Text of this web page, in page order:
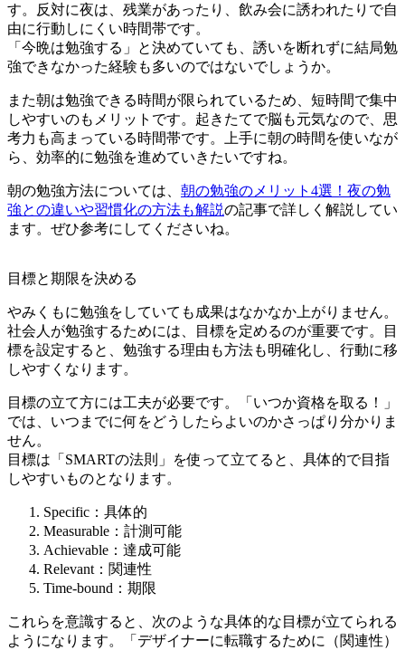
す。反対に夜は、残業があったり、飲み会に誘われたりで自
由に行動しにくい時間帯です。
「今晩は勉強する」と決めていても、誘いを断れずに結局勉
強できなかった経験も多いのではないでしょうか。
また朝は勉強できる時間が限られているため、短時間で集中
しやすいのもメリットです。起きたてで脳も元気なので、思
考力も高まっている時間帯です。上手に朝の時間を使いなが
ら、効率的に勉強を進めていきたいですね。
朝の勉強方法については、 朝の勉強のメリット4選！夜の勉
強との違いや習慣化の方法も解説の記事で詳しく解説してい
ます。ぜひ参考にしてくださいね。
目標と期限を決める
やみくもに勉強をしていても成果はなかなか上がりません。
社会人が勉強するためには、目標を定めるのが重要です。目
標を設定すると、勉強する理由も方法も明確化し、行動に移
しやすくなります。
目標の立て方には工夫が必要です。「いつか資格を取る！」
では、いつまでに何をどうしたらよいのかさっぱり分かりま
せん。
目標は「SMARTの法則」を使って立てると、具体的で目指
しやすいものとなります。
Specific：具体的
Measurable：計測可能
Achievable：達成可能
Relevant：関連性
Time-bound：期限
これらを意識すると、次のような具体的な目標が立てられる
ようになります。「デザイナーに転職するために（関連性）